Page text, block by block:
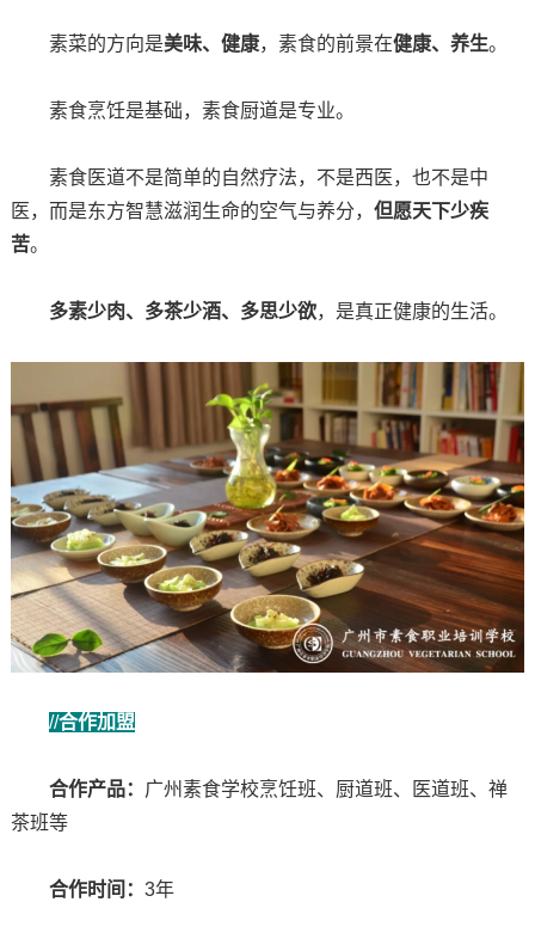
素菜的方向是美味、健康，素食的前景在健康、养生。
素食烹饪是基础，素食厨道是专业。
素食医道不是简单的自然疗法，不是西医，也不是中
医，而是东方智慧滋润生命的空气与养分， 但愿天下少疾
苦。
多素少肉、多茶少酒、多思少欲，是真正健康的生活。
//合作加盟
合作产品： 广州素食学校烹饪班、厨道班、医道班、禅
茶班等
合作时间： 3年